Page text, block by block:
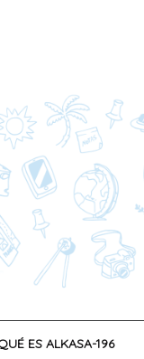
ES ALKASA-196